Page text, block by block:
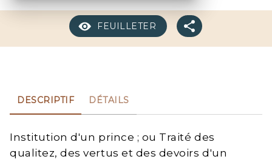
FEUILLETER
DESCRIPTIF DÉTAILS
Institution d'un prince ; ou Traité des
qualitez, des vertus et des devoirs d'un